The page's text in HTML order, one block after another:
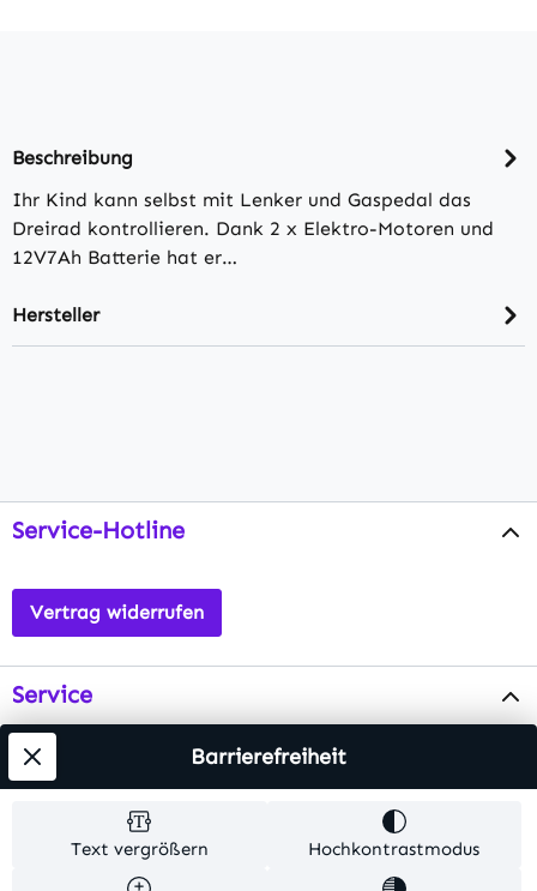
Beschreibung
Ihr Kind kann selbst mit Lenker und Gaspedal das
Dreirad kontrollieren. Dank 2 x Elektro-Motoren und
12V7Ah Batterie hat er…
Hersteller
Service-Hotline
Vertrag widerrufen
Service
Info
Text vergrößern Hochkontrastmodus
Barrierefreiheit